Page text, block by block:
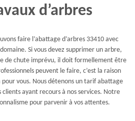
d’arbres
faire l’abattage d’arbres 33410 avec
Si vous devez supprimer un arbre,
de chute imprévu, il doit formellement être
peuvent le faire, c’est la raison
pour vous. Nous détenons un tarif abattage
clients ayant recours à nos services. Notre
pour parvenir à vos attentes.